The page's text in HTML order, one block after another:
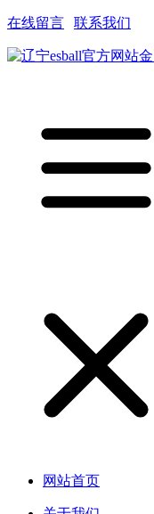
在线留言 联系我们
网站首页